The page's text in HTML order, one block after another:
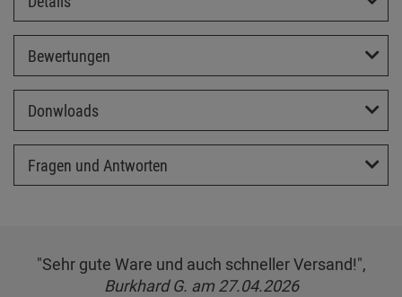
Bewertungen
Donwloads
Fragen und Antworten
"Sehr gute Ware und auch schneller Versand!",
Burkhard G. am 27.04.2026